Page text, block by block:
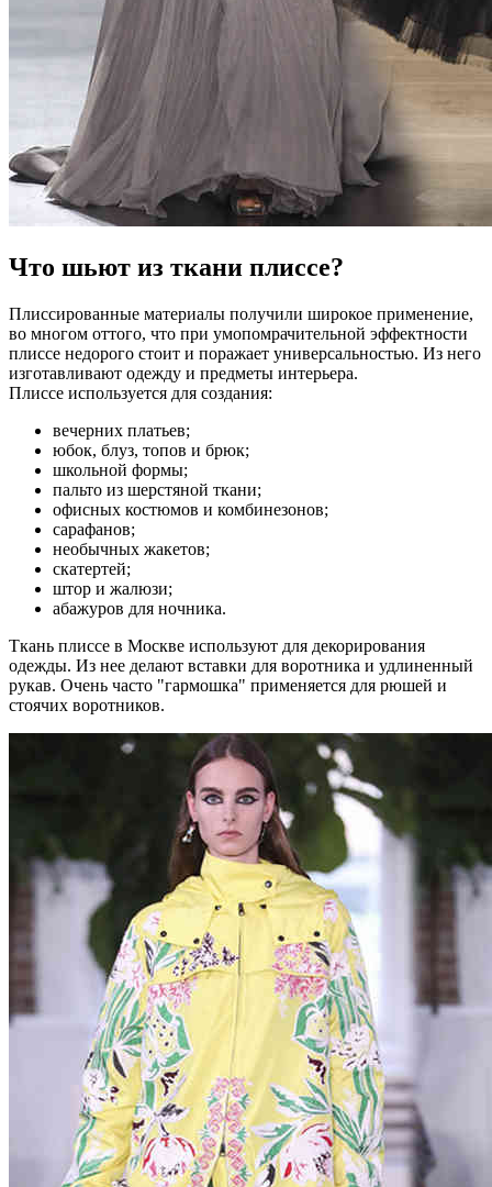
Что шьют из ткани плиссе?
Плиссированные материалы получили широкое применение,
во многом оттого, что при умопомрачительной эффектности
плиссе недорого стоит и поражает универсальностью. Из него
изготавливают одежду и предметы интерьера.
Плиссе используется для создания:
вечерних платьев;
юбок, блуз, топов и брюк;
школьной формы;
пальто из шерстяной ткани;
офисных костюмов и комбинезонов;
сарафанов;
необычных жакетов;
скатертей;
штор и жалюзи;
абажуров для ночника.
Ткань плиссе в Москве используют для декорирования
одежды. Из нее делают вставки для воротника и удлиненный
рукав. Очень часто "гармошка" применяется для рюшей и
стоячих воротников.